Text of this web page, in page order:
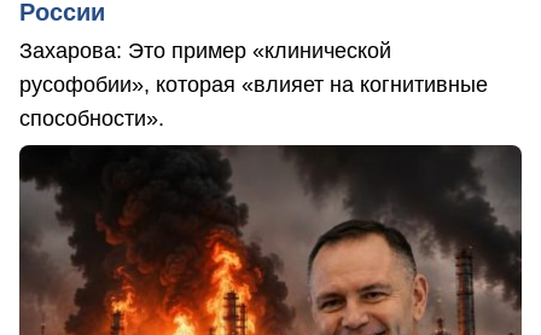
России
Захарова: Это пример «клинической
русофобии», которая «влияет на когнитивные
способности».